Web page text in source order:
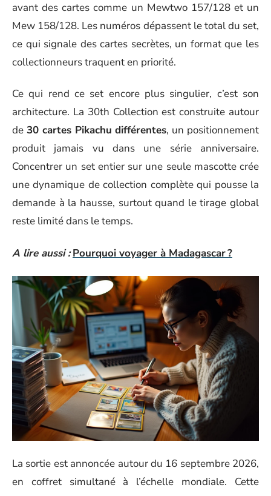
avant des cartes comme un Mewtwo 157/128 et un
Mew 158/128. Les numéros dépassent le total du set,
ce qui signale des cartes secrètes, un format que les
collectionneurs traquent en priorité.
Ce qui rend ce set encore plus singulier, c’est son
architecture. La 30th Collection est construite autour
de 30 cartes Pikachu différentes, un positionnement
produit jamais vu dans une série anniversaire.
Concentrer un set entier sur une seule mascotte crée
une dynamique de collection complète qui pousse la
demande à la hausse, surtout quand le tirage global
reste limité dans le temps.
A lire aussi : Pourquoi voyager à Madagascar ?
La sortie est annoncée autour du 16 septembre 2026,
en coffret simultané à l’échelle mondiale. Cette